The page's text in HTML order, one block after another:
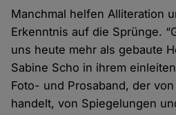
Manchmal helfen Alliteration
Erkenntnis auf die Sprünge.
uns heute mehr als gebaute
Sabine Scho in ihrem
Foto- und Prosaband, der
handelt, von Spiegelungen